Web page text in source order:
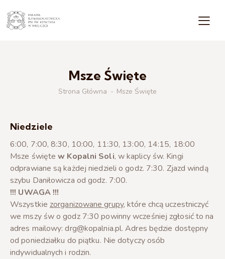
Msze Święte
Strona Główna Msze Święte
Niedziele
6:00, 7:00, 8:30, 10:00, 11:30, 13:00, 14:15, 18:00
Msze świętew Kopalni Soli, w kaplicy św. Kingi
odprawiane są każdej niedzieli o godz. 7:30. Zjazd windą
szybu Daniłowicza od godz. 7:00.
!!! UWAGA !!!
Wszystkie zorganizowane grupy, które chcą uczestniczyć
we mszy św o godz 7:30 powinny wcześniej zgłosić to na
adres mailowy: drg@kopalnia.pl. Adres będzie dostępny
od poniedziałku do piątku. Nie dotyczy osób
indywidualnych i rodzin.